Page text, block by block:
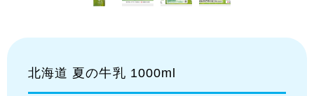
北海道 夏の牛乳 1000ml